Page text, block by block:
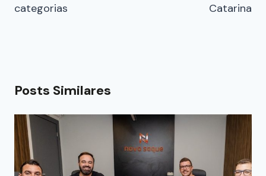
categorias
Catarina
Posts Similares